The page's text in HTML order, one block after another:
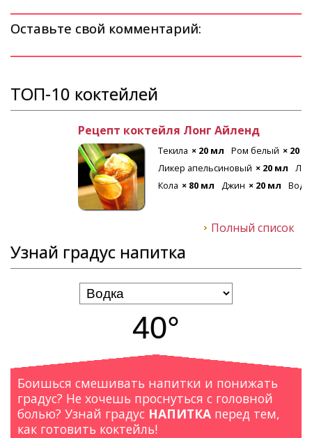
Оставьте свой комментарий:
ТОП-10 коктейлей
Рецепт коктейля Лонг Айленд
Текила × 20 мл Ром белый × 20 мл
Ликер апельсиновый × 20 мл Лед
Кола × 80 мл Джин × 20 мл Водка × 20 мл
Полный список
Узнай градус напитка
40°
Боишься смешивать напитки и понижать
градус? Не хочешь проснуться с головной
болью? Узнай градус НАПИТКА перед тем,
как готовить коктейль!